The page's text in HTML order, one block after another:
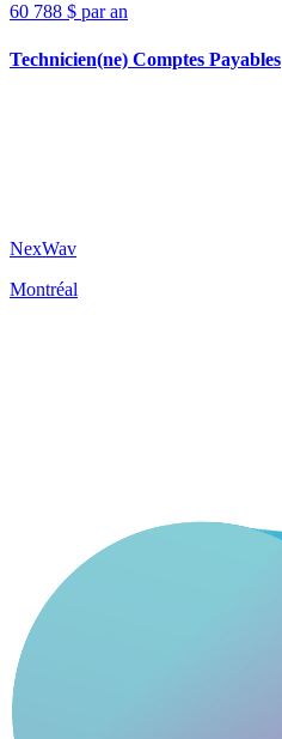
60 788 $ par an
Technicien(ne) Comptes Payables
NexWav
Montréal